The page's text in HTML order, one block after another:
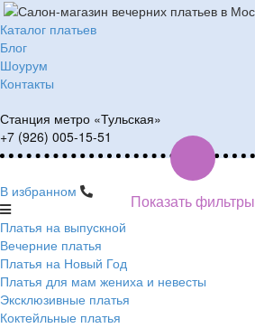
Каталог платьев
Блог
Шоурум
Контакты
Станция метро «Тульская»
+7 (926) 005-15-51
В избранном
Платья на выпускной
Вечерние платья
Платья на Новый Год
Платья для мам жениха и невесты
Эксклюзивные платья
Коктейльные платья
Показать фильтры